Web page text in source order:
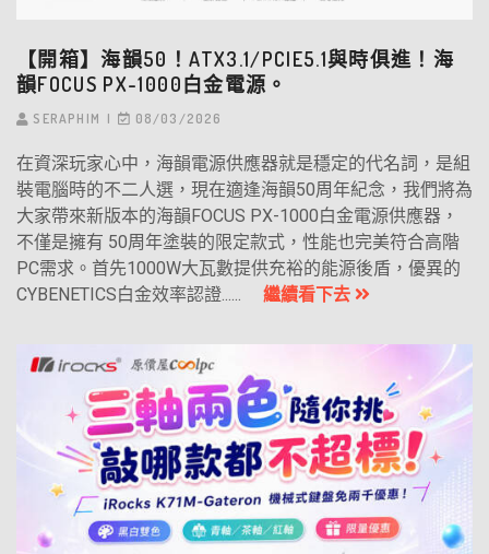
【開箱】海韻50！ATX3.1/PCIE5.1與時俱進！海
韻FOCUS PX-1000白金電源。
SERAPHIM 08/03/2026
在資深玩家心中，海韻電源供應器就是穩定的代名詞，是組
裝電腦時的不二人選，現在適逢海韻50周年紀念，我們將為
大家帶來新版本的海韻FOCUS PX-1000白金電源供應器，
不僅是擁有 50周年塗裝的限定款式，性能也完美符合高階
PC需求。首先1000W大瓦數提供充裕的能源後盾，優異的
CYBENETICS白金效率認證...... 繼續看下去